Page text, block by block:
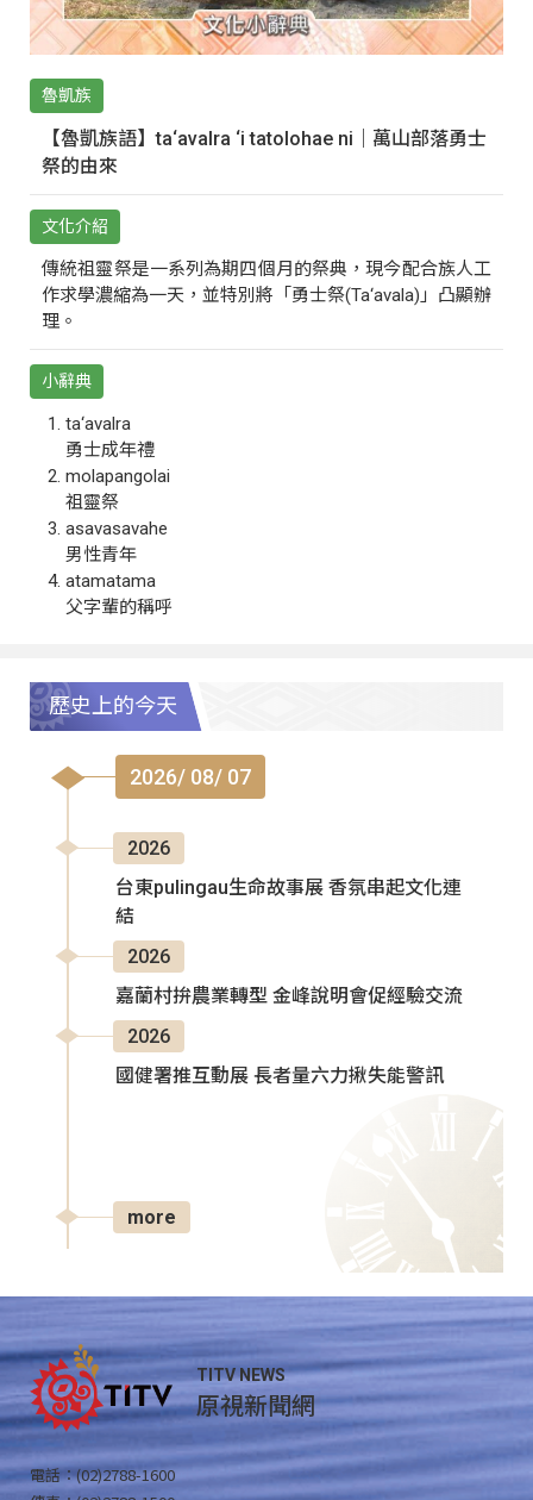
魯凱族
【魯凱族語】ta‘avalra ‘i tatolohae ni｜萬山部落勇士
祭的由來
文化介紹
傳統祖靈祭是一系列為期四個月的祭典，現今配合族人工
作求學濃縮為一天，並特別將「勇士祭(Ta‘avala)」凸顯辦
理。
小辭典
ta‘avalra
勇士成年禮
molapangolai
祖靈祭
asavasavahe
男性青年
atamatama
父字輩的稱呼
歷史上的今天
2026/ 08/ 07
2026
台東pulingau生命故事展 香氛串起文化連
結
2026
嘉蘭村拚農業轉型 金峰說明會促經驗交流
2026
國健署推互動展 長者量六力揪失能警訊
more
TITV NEWS
原視新聞網
電話：(02)2788-1600